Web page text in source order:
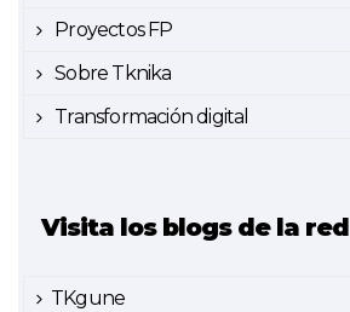
Proyectos FP
Sobre Tknika
Transformación digital
Visita los blogs de la red
TKgune